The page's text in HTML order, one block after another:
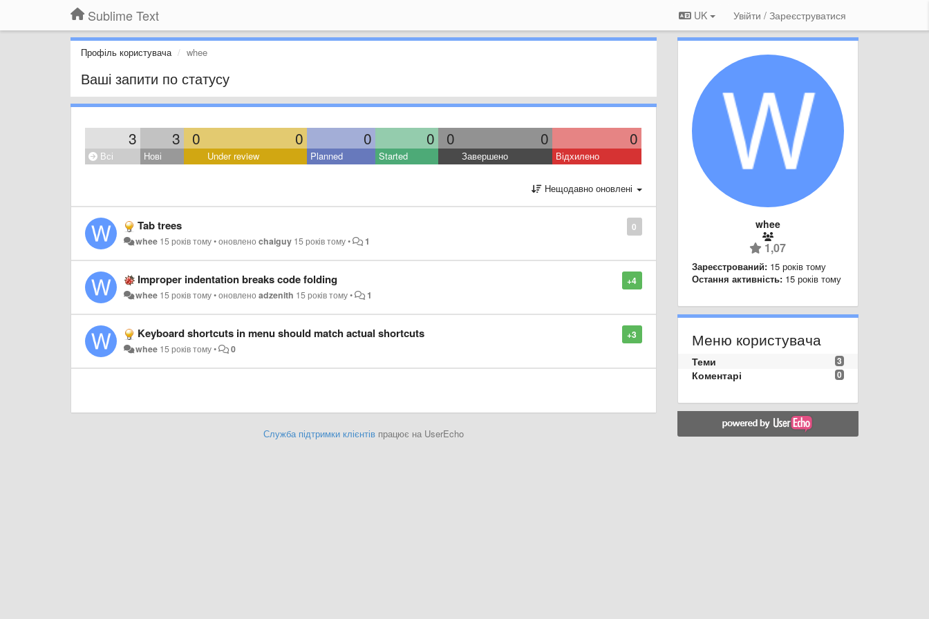
Sublime Text UK Увійти / Зареєструватися
Профіль користувача whee
Ваші запити по статусу
3 3 0 0 0 0 0 0 0
Всі Нові Under review Planned Started Завершено Відхилено
Нещодавно оновлені
0
Tab trees
whee 15 років тому•оновленоchaiguy 15 років тому• 1
+4
Improper indentation breaks code folding
whee 15 років тому•оновленоadzenith 15 років тому• 1
+3
Keyboard shortcuts in menu should match actual shortcuts
whee 15 років тому• 0
Служба підтримки клієнтівпрацює на UserEcho
whee
1,07
Зареєстрований: 15 років тому
Остання активність: 15 років тому
Меню користувача
3
Теми
0
Коментарі